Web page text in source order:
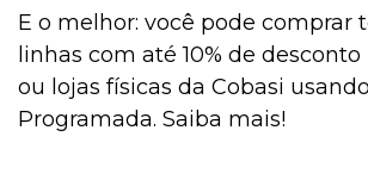
E o melhor: você pode comprar
linhas com até 10% de
ou lojas físicas da Cobasi
Programada. Saiba mais!